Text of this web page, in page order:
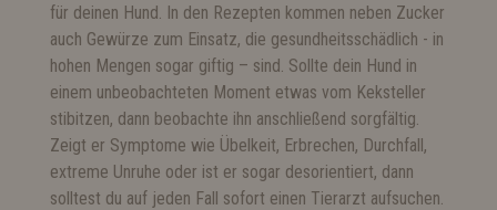
für deinen Hund. In den Rezepten kommen neben Zucker
auch Gewürze zum Einsatz, die gesundheitsschädlich - in
hohen Mengen sogar giftig – sind. Sollte dein Hund in
einem unbeobachteten Moment etwas vom Keksteller
stibitzen, dann beobachte ihn anschließend sorgfältig.
Zeigt er Symptome wie Übelkeit, Erbrechen, Durchfall,
extreme Unruhe oder ist er sogar desorientiert, dann
solltest du auf jeden Fall sofort einen Tierarzt aufsuchen.